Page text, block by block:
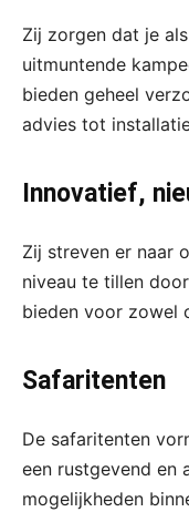
Zij zorgen dat je
uitmuntende
bieden geheel
advies tot
Innovatief,
Zij streven er naar
niveau te tillen
bieden voor zowel
Safaritenten
De safaritenten
een rustgevend en
mogelijkheden